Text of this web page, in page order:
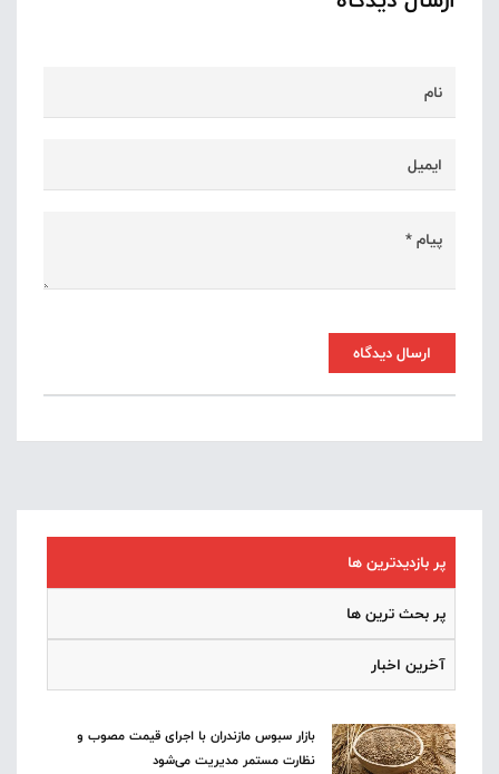
ارسال دیدگاه
پر بازدیدترین ها
پر بحث ترین ها
آخرین اخبار
بازار سبوس مازندران با اجرای قیمت مصوب و
نظارت مستمر مدیریت می‌شود